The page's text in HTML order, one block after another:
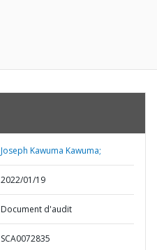
Joseph Kawuma Kawuma;
2022/01/19
Document d'audit
SCA0072835